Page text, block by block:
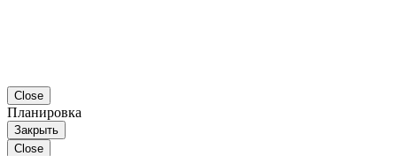
Close
Планировка
Закрыть
Close